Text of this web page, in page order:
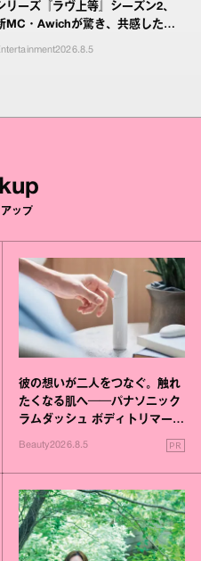
リーズ『ラヴ上等』シーズン2、
MC・Awichが驚き、共感したヤ
2026.8.5
ップ
彼の想いが二人をつなぐ。触れ
たくなる肌へ──パナソニック
ラムダッシュ ボディトリマーが
Beauty2026.8.5 PR